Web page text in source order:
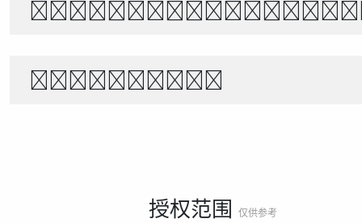
Θέλει αρετή και
1234567890
授权范围 仅供参考